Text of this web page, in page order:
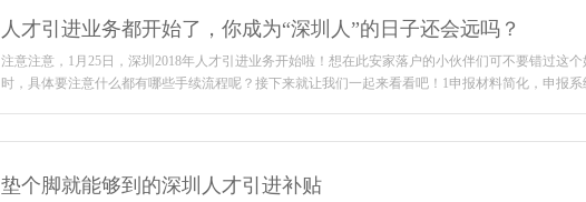
人才引进业务都开始了，你成为“深圳人”的日子还会远吗？
注意注意，1月25日，深圳2018年人才引进业务开始啦！想在此安家落户的小伙伴们可不要错过这
时，具体要注意什么都有哪些手续流程呢？接下来就让我们一起来看看吧！1申报材料简化，申报系
垫个脚就能够到的深圳人才引进补贴